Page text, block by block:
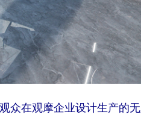
众在观摩企业设计生产的